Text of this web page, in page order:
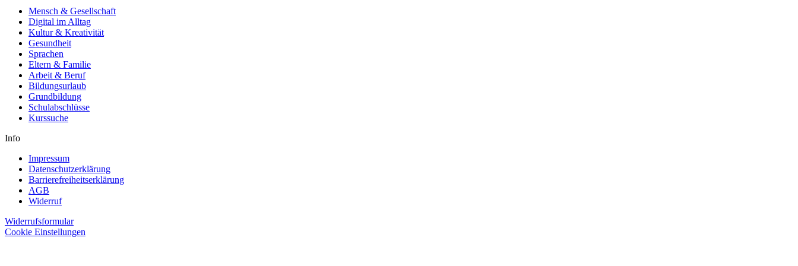
Mensch & Gesellschaft
Digital im Alltag
Kultur & Kreativität
Gesundheit
Sprachen
Eltern & Familie
Arbeit & Beruf
Bildungsurlaub
Grundbildung
Schulabschlüsse
Kurssuche
Info
Impressum
Datenschutzerklärung
Barrierefreiheitserklärung
AGB
Widerruf
Widerrufsformular
Cookie Einstellungen